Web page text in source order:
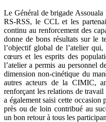
Le Général de brigade
RS-RSS, le CCL et les
continu au renforcement des
donne de bons résultats sur le
l’objectif global de l’atelier
cœurs et les esprits des
l’atelier a permis au personnel
dimension non-cinétique du
autres acteurs de la CIMIC,
renforçant les relations de travail
a également saisi cette
près ou de loin contribué au
un bon retour à tous les